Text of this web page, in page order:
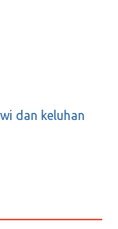
Kalah
dan keluhan